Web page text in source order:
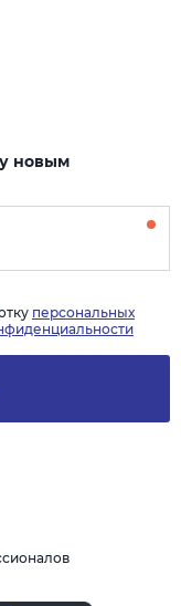
новым
персональных